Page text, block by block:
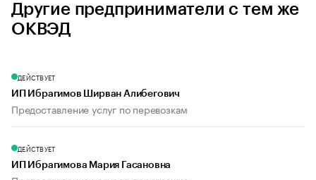
Другие предприниматели с тем же
ОКВЭД
ДЕЙСТВУЕТ
ИП Ибрагимов Ширван Алибегович
Предоставление услуг по перевозкам
ДЕЙСТВУЕТ
ИП Ибрагимова Мария Гасановна